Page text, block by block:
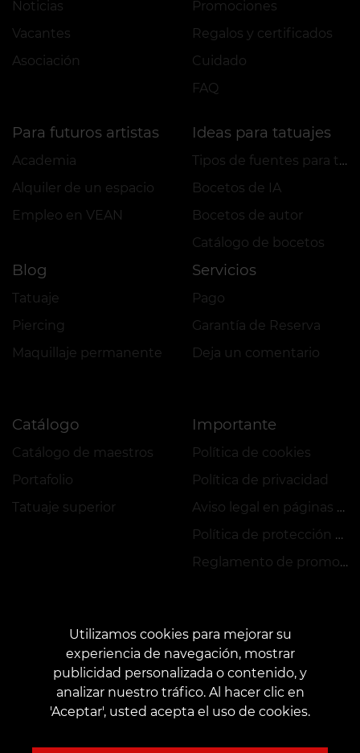
Noticias
Vacantes
Asociación
Promociones
Regalos y certificados
Cuidado
FAQ
Para futuros artistas
Academia
Alquiler de un espacio
Empleo en VEAN
Ideas para tatuajes
Tipos de fuentes para tatuajes
Bocetos de IA
Bocetos de autor
Сatálogo de bocetos
Blog
Tatuaje
Piercing
Maquillaje permanente
Servicios
Pago
Garantía de Reserva
Deja un comentario
Catálogo
Catálogo de maestros
Portafolio
Tatuaje superior
Importante
Política de cookies
Política de privacidad
Aviso legal en páginas web
Política de protección de datos
Reglamento de promociones y VEAN COINS
CONTACTOS
Póngase en contacto con nosotros:customers@vean-tattoo.es
Cooperación: marketing.veantattoo@gmail.com
Quejas y sugerencias:complaints@vean-tattoo.com
Utilizamos cookies para mejorar su
experiencia de navegación, mostrar
publicidad personalizada o contenido, y
analizar nuestro tráfico. Al hacer clic en
'Aceptar', usted acepta el uso de cookies.